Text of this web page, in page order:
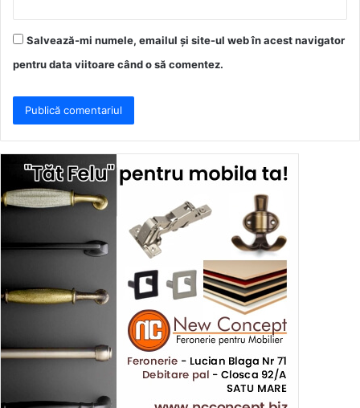
Salvează-mi numele, emailul și site-ul web în acest navigator
pentru data viitoare când o să comentez.